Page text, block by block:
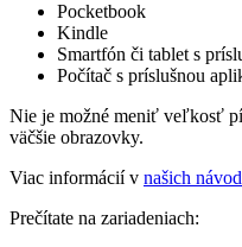
Pocketbook
Kindle
Smartfón či tablet s
Počítač s príslušnou
Nie je možné meniť veľkosť
väčšie obrazovky.
Viac informácií v našich
Prečítate na zariadeniach: